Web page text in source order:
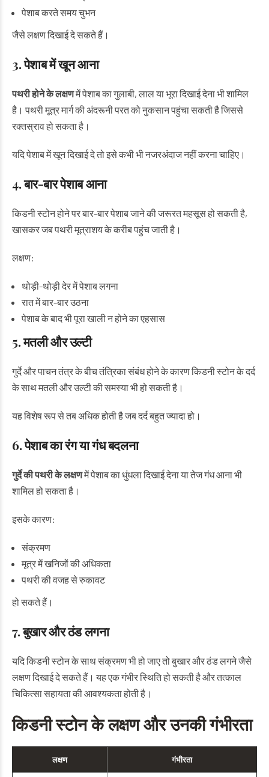
पेशाब करते समय चुभन
जैसे लक्षण दिखाई दे सकते हैं।
3. पेशाब में खून आना
पथरी होने के लक्षणमें पेशाब का गुलाबी, लाल या भूरा दिखाई देना भी शामिल
है। पथरी मूत्र मार्ग की अंदरूनी परत को नुकसान पहुंचा सकती है जिससे
रक्तस्राव हो सकता है।
यदि पेशाब में खून दिखाई दे तो इसे कभी भी नजरअंदाज नहीं करना चाहिए।
4. बार-बार पेशाब आना
किडनी स्टोन होने पर बार-बार पेशाब जाने की जरूरत महसूस हो सकती है,
खासकर जब पथरी मूत्राशय के करीब पहुंच जाती है।
लक्षण:
थोड़ी-थोड़ी देर में पेशाब लगना
रात में बार-बार उठना
पेशाब के बाद भी पूरा खाली न होने का एहसास
5. मतली और उल्टी
गुर्दे और पाचन तंत्र के बीच तंत्रिका संबंध होने के कारण किडनी स्टोन के दर्द
के साथ मतली और उल्टी की समस्या भी हो सकती है।
यह विशेष रूप से तब अधिक होती है जब दर्द बहुत ज्यादा हो।
6. पेशाब का रंग या गंध बदलना
गुर्दे की पथरी के लक्षणमें पेशाब का धुंधला दिखाई देना या तेज गंध आना भी
शामिल हो सकता है।
इसके कारण:
संक्रमण
मूत्र में खनिजों की अधिकता
पथरी की वजह से रुकावट
हो सकते हैं।
7. बुखार और ठंड लगना
यदि किडनी स्टोन के साथ संक्रमण भी हो जाए तो बुखार और ठंड लगने जैसे
लक्षण दिखाई दे सकते हैं। यह एक गंभीर स्थिति हो सकती है और तत्काल
चिकित्सा सहायता की आवश्यकता होती है।
किडनी स्टोन के लक्षण और उनकी गंभीरता
लक्षण गंभीरता